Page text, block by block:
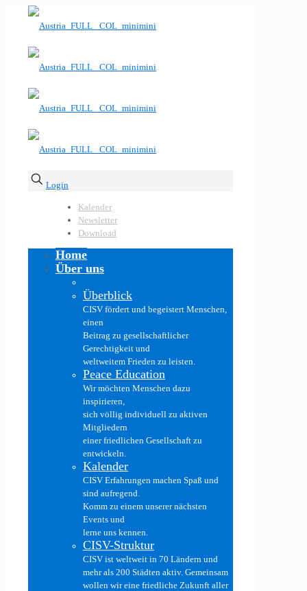
Login
Kalender
Newsletter
Download
Home
Über uns
Überblick
CISV fördert und begeistert Menschen,
einen
Beitrag zu gesellschaftlicher
Gerechtigkeit und
weltweitem Frieden zu leisten.
Peace Education
Wir möchten Menschen dazu
inspirieren,
sich völlig individuell zu aktiven
Mitgliedern
einer friedlichen Gesellschaft zu
entwickeln.
Kalender
CISV Erfahrungen machen Spaß und
sind aufregend.
Komm zu einem unserer nächsten
Events und
lerne uns kennen.
CISV-Struktur
CISV ist weltweit in 70 Ländern und
mehr als 200 Städten aktiv. Gemeinsam
wollen wir eine friedliche Zukunft aller